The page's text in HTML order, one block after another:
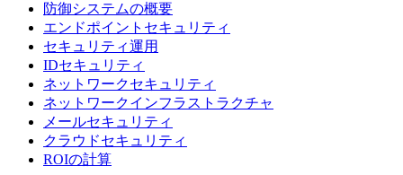
防御システムの概要
エンドポイントセキュリティ
セキュリティ運用
IDセキュリティ
ネットワークセキュリティ
ネットワークインフラストラクチャ
メールセキュリティ
クラウドセキュリティ
ROIの計算